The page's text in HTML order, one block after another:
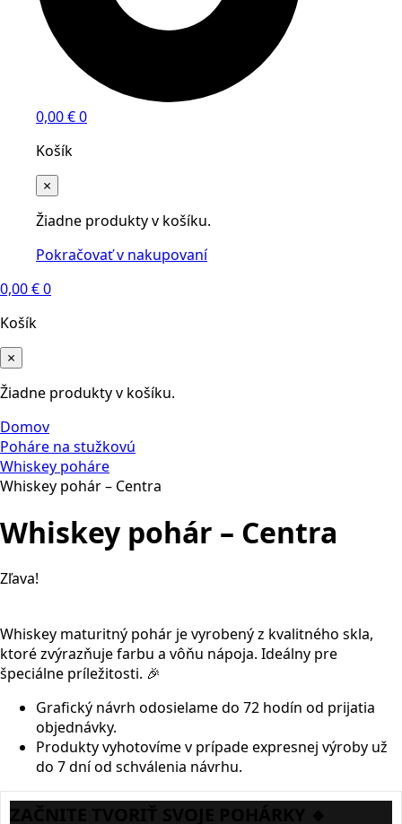
0,00€0
Košík
×
Žiadne produkty v košíku.
Pokračovať v nakupovaní
0,00€0
Košík
×
Žiadne produkty v košíku.
Domov
Poháre na stužkovú
Whiskey poháre
Whiskey pohár – Centra
Whiskey pohár – Centra
Zľava!
Whiskey maturitný pohár je vyrobený z kvalitného skla,
ktoré zvýrazňuje farbu a vôňu nápoja. Ideálny pre
špeciálne príležitosti. 🎉
Grafický návrh odosielame do 72 hodín od prijatia
objednávky.
Produkty vyhotovíme v prípade expresnej výroby už
do 7 dní od schválenia návrhu.